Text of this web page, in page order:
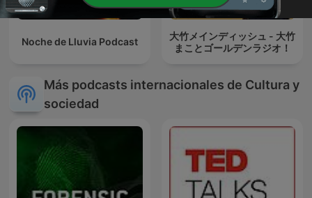
Noche de Lluvia Podcast
大竹メインディッシュ - 大竹
まことゴールデンラジオ！
Más podcasts internacionales de Cultura y
sociedad